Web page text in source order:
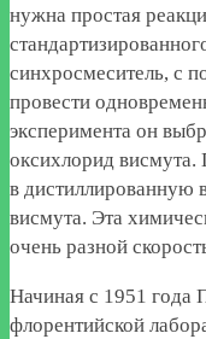
нужна простая
синхросмеситель, с
провести
эксперимента он
оксихлорид висмута.
в дистиллированную
висмута. Эта
очень разной
Начиная с 1951 года
флорентийской